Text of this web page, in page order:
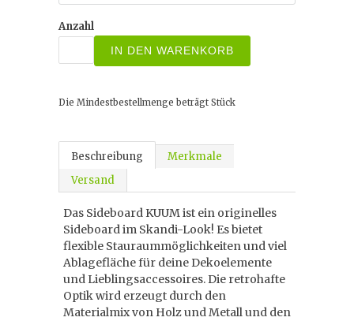
Anzahl
IN DEN WARENKORB
Die Mindestbestellmenge beträgt Stück
Beschreibung
Merkmale
Versand
Das Sideboard KUUM ist ein originelles
Sideboard im Skandi-Look! Es bietet
flexible Stauraummöglichkeiten und viel
Ablagefläche für deine Dekoelemente
und Lieblingsaccessoires. Die retrohafte
Optik wird erzeugt durch den
Materialmix von Holz und Metall und den